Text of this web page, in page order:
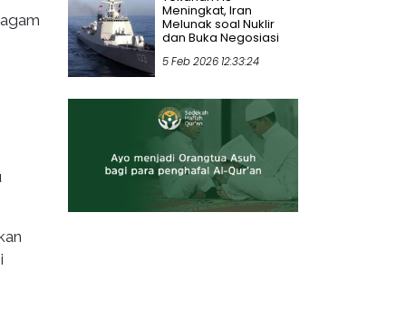
Meningkat, Iran
Melunak soal Nuklir
dan Buka Negosiasi
5 Feb 2026 12:33:24